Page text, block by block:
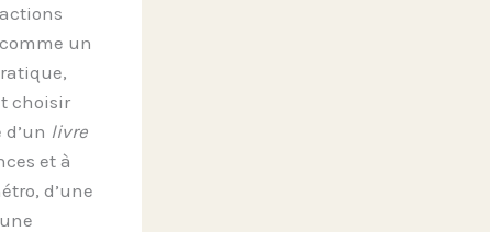
un
choisir
livre
et à
d’une